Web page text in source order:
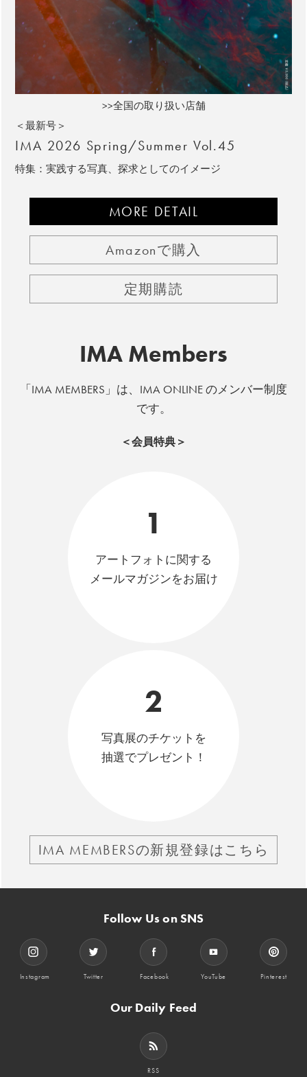
>>全国の取り扱い店舗
＜最新号＞
IMA 2026 Spring/Summer Vol.45
特集：実践する写真、探求としてのイメージ
MORE DETAIL
Amazonで購入
定期購読
IMA Members
「IMA MEMBERS」は、IMA ONLINE のメンバー制度
です。
＜会員特典＞
1
アートフォトに関する
メールマガジンをお届け
2
写真展のチケットを
抽選でプレゼント！
IMA MEMBERSの新規登録はこちら
Follow Us on SNS
Instagram Twitter Facebook YouTube Pinterest
Our Daily Feed
RSS